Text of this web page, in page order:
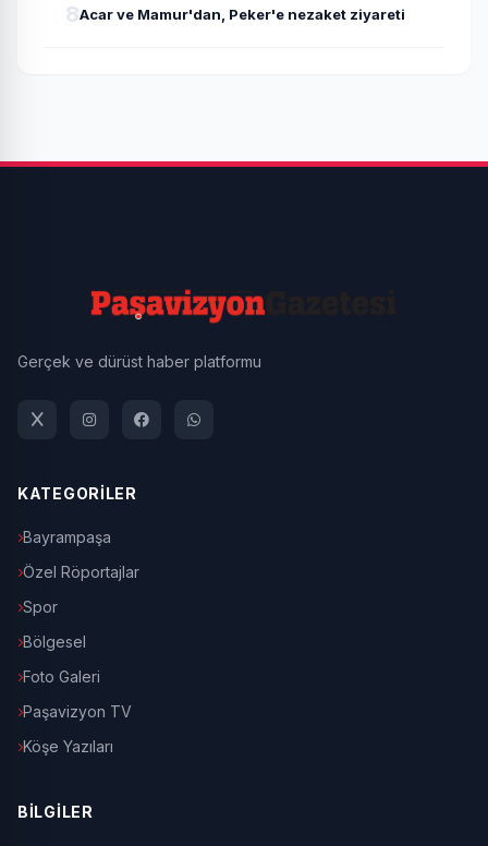
8Acar ve Mamur'dan, Peker'e nezaket ziyareti
Gerçek ve dürüst haber platformu
KATEGORİLER
Bayrampaşa
Özel Röportajlar
Spor
Bölgesel
Foto Galeri
Paşavizyon TV
Köşe Yazıları
BİLGİLER